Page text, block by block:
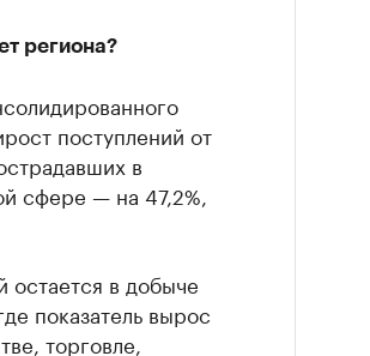
региона?
поступлений от
в
сфере — на 47,2%,
остается в добыче
показатель вырос
торговле,